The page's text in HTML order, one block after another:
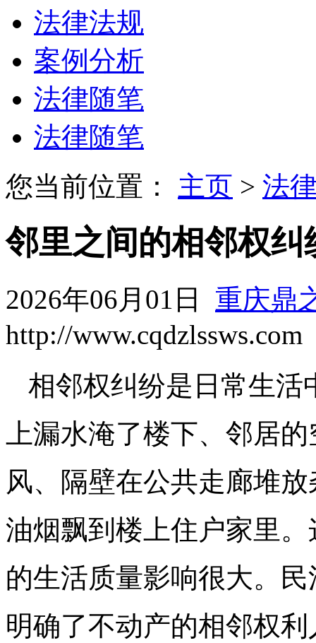
法律法规
案例分析
法律随笔
法律随笔
您当前位置： 主页 > 法
邻里之间的相邻权
2026年06月01日 重庆鼎
http://www.cqdzlssws.com
相邻权纠纷是日常生活
上漏水淹了楼下、邻居
风、隔壁在公共走廊堆
油烟飘到楼上住户家里
的生活质量影响很大。
明确了不动产的相邻权